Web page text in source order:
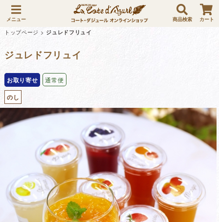
メニュー 商品検索 カート
トップページ > ジュレドフリュイ
ジュレドフリュイ
お取り寄せ 通常便
のし